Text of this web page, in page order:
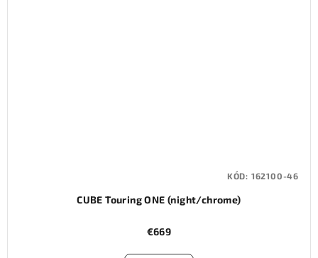
CUBE Touring ONE (night/chrome)
€669
KÓD: 162100-46